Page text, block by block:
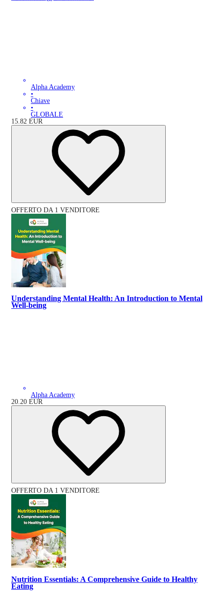
Alpha Academy
•
Chiave
•
GLOBALE
15.82 EUR
OFFERTO DA 1 VENDITORE
Understanding Mental Health: An Introduction to Mental
Well-being
Alpha Academy
20.20 EUR
OFFERTO DA 1 VENDITORE
Nutrition Essentials: A Comprehensive Guide to Healthy
Eating